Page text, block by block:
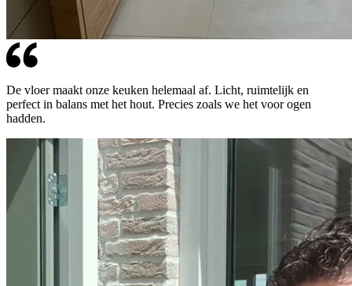
De vloer maakt onze keuken helemaal af. Licht, ruimtelijk en
perfect in balans met het hout. Precies zoals we het voor ogen
hadden.